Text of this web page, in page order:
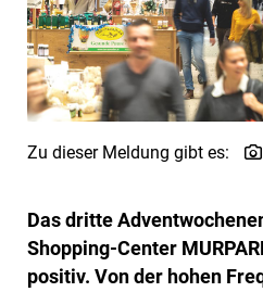
Zu dieser Meldung gibt es:
Das dritte
Shopping-Center
positiv. Von der hohen